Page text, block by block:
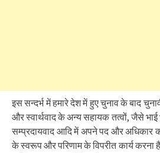
इस सन्दर्भ में हमारे देश में हुए चुनाव के बाद
और स्वार्थवाद के अन्य सहायक तत्वों, जैसे भाई
सम्प्रदायवाद आदि में अपने पद और अधिकार
के स्वरूप और परिणाम के विपरीत कार्य